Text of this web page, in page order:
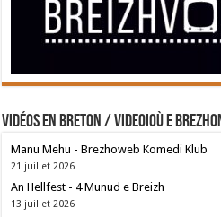
Vidéos en breton / Videoioù e
Manu Mehu - Brezhoweb Komedi Klub
21 juillet 2026
An Hellfest - 4 Munud e Breizh
13 juillet 2026